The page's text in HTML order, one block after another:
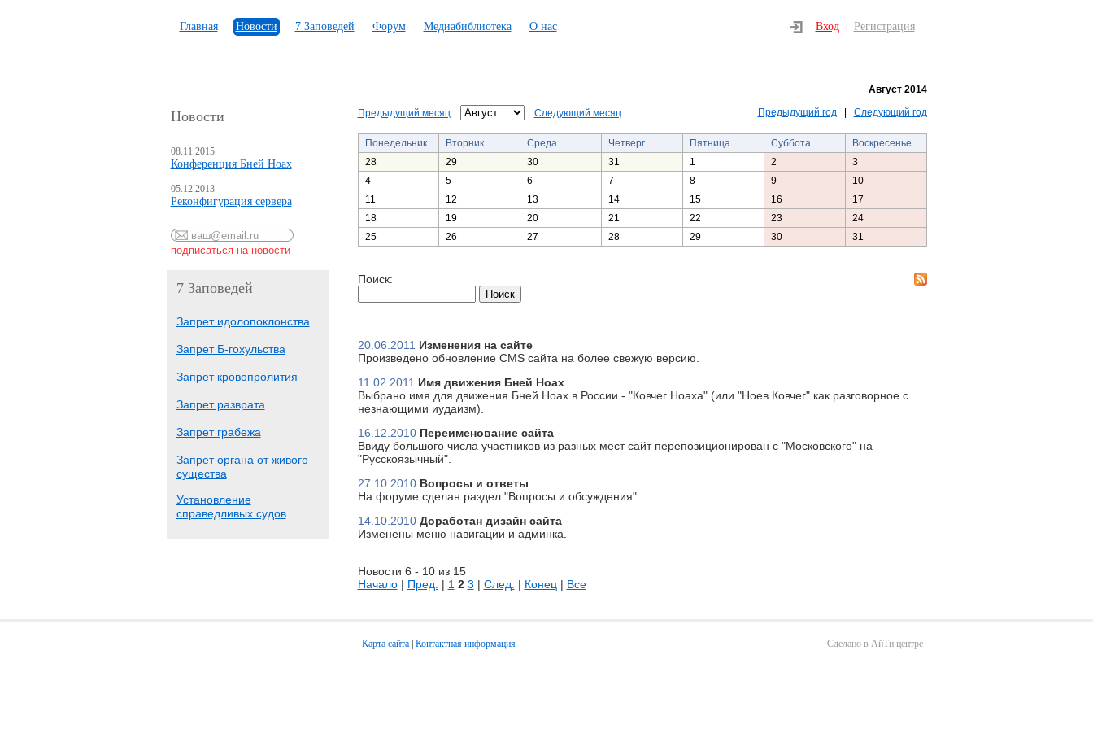
Главная Новости 7 Заповедей Форум Медиабиблиотека О нас Вход Регистрация
Новости
08.11.2015
Конференция Бней Ноах
05.12.2013
Реконфигурация сервера
7 Заповедей
Запрет идолопоклонства
Запрет Б-гохульства
Запрет кровопролития
Запрет разврата
Запрет грабежа
Запрет органа от живого
существа
Установление
справедливых судов
Август 2014
Предыдущий месяц Следующий месяц Предыдущий год| Следующий год
Понедельник Вторник Среда Четверг Пятница Суббота
Воскресенье
28
29 30 31 1 2
3
4
5 6 7 8 9
10
11
12 13 14 15 16
17
18
19 20 21 22 23
24
25
26 27 28 29 30 31
Поиск:
20.06.2011 Изменения на сайте
Произведено обновление CMS сайта на более свежую версию.
11.02.2011 Имя движения Бней Ноах
Выбрано имя для движения Бней Ноах в России - "Ковчег Ноаха" (или "Ноев Ковчег" как разговорное с
незнающими иудаизм).
16.12.2010 Переименование сайта
Ввиду большого числа участников из разных мест сайт перепозиционирован с "Московского" на
"Русскоязычный".
27.10.2010 Вопросы и ответы
На форуме сделан раздел "Вопросы и обсуждения".
14.10.2010 Доработан дизайн сайта
Изменены меню навигации и админка.
Новости 6 - 10 из 15
Начало| Пред. | 1 2 3 | След. | Конец | Все
Карта сайта| Контактная информация Сделано в АйТи центре